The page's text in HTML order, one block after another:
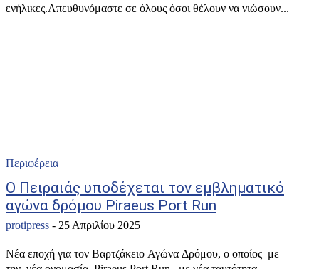
ενήλικες.Απευθυνόμαστε σε όλους όσοι θέλουν να νιώσουν...
Περιφέρεια
Ο Πειραιάς υποδέχεται τον εμβληματικό
αγώνα δρόμου Piraeus Port Run
protipress - 25 Απριλίου 2025
Νέα εποχή για τον Βαρτζάκειο Αγώνα Δρόμου, ο οποίος με